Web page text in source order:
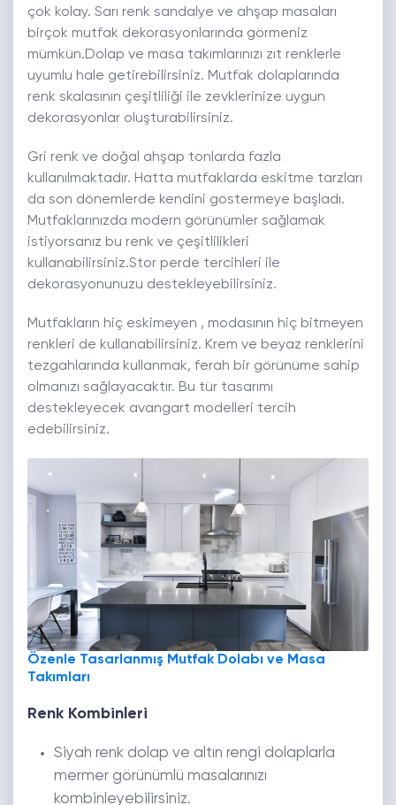
çok kolay. Sarı renk sandalye ve ahşap masaları
birçok mutfak dekorasyonlarında görmeniz
mümkün.Dolap ve masa takımlarınızı zıt renklerle
uyumlu hale getirebilirsiniz. Mutfak dolaplarında
renk skalasının çeşitliliği ile zevklerinize uygun
dekorasyonlar oluşturabilirsiniz.
Gri renk ve doğal ahşap tonlarda fazla
kullanılmaktadır. Hatta mutfaklarda eskitme tarzları
da son dönemlerde kendini göstermeye başladı.
Mutfaklarınızda modern görünümler sağlamak
istiyorsanız bu renk ve çeşitlilikleri
kullanabilirsiniz.Stor perde tercihleri ile
dekorasyonunuzu destekleyebilirsiniz.
Mutfakların hiç eskimeyen , modasının hiç bitmeyen
renkleri de kullanabilirsiniz. Krem ve beyaz renklerini
tezgahlarında kullanmak, ferah bir görünüme sahip
olmanızı sağlayacaktır. Bu tür tasarımı
destekleyecek avangart modelleri tercih
edebilirsiniz.
Özenle Tasarlanmış Mutfak Dolabı ve Masa
Takımları
Renk Kombinleri
Siyah renk dolap ve altın rengi dolaplarla
mermer görünümlü masalarınızı
kombinleyebilirsiniz.